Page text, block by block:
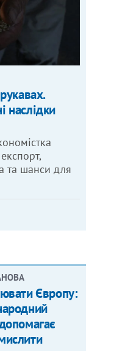
наслідки
та шанси для
Європу: